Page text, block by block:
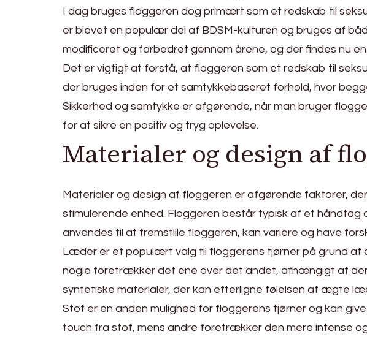
I dag bruges floggeren dog primært som et redskab til
er blevet en populær del af BDSM-kulturen og bruges af
modificeret og forbedret gennem årene, og der findes nu
Det er vigtigt at forstå, at floggeren som et redskab til
der bruges inden for et samtykkebaseret forhold, hvor
Sikkerhed og samtykke er afgørende, når man bruger
for at sikre en positiv og tryg oplevelse.
Materialer og design af
Materialer og design af floggeren er afgørende faktorer,
stimulerende enhed. Floggeren består typisk af et håndtag
anvendes til at fremstille floggeren, kan variere og have
Læder er et populært valg til floggerens tjørner på grund
nogle foretrækker det ene over det andet, afhængigt af
syntetiske materialer, der kan efterligne følelsen af ægte
Stof er en anden mulighed for floggerens tjørner og kan
touch fra stof, mens andre foretrækker den mere intense